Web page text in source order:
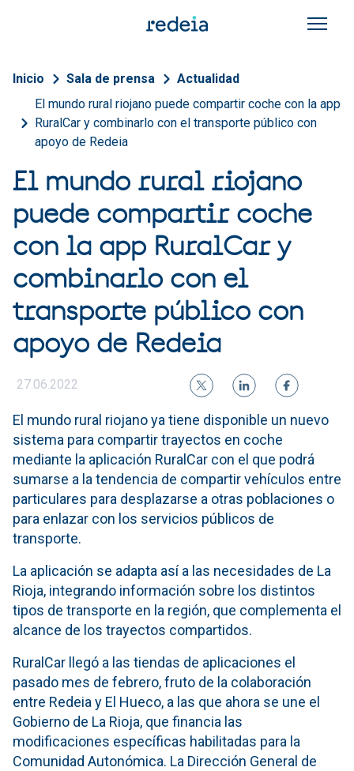
Sobrescribir enlaces de
Inicio Sala de prensa
Actualidad
El mundo rural riojano puede compartir coche con la app
RuralCar y combinarlo con el transporte público con
apoyo de Redeia
El mundo rural riojano
puede compartir coche
con la app RuralCar y
combinarlo con el
transporte público con
apoyo de Redeia
27.06.2022
El mundo rural riojano ya tiene disponible un nuevo
sistema para compartir trayectos en coche
mediante la aplicación RuralCar con el que podrá
sumarse a la tendencia de compartir vehículos entre
particulares para desplazarse a otras poblaciones o
para enlazar con los servicios públicos de
transporte.
La aplicación se adapta así a las necesidades de La
Rioja, integrando información sobre los distintos
tipos de transporte en la región, que complementa el
alcance de los trayectos compartidos.
RuralCar llegó a las tiendas de aplicaciones el
pasado mes de febrero, fruto de la colaboración
entre Redeia y El Hueco, a las que ahora se une el
Gobierno de La Rioja, que financia las
modificaciones específicas habilitadas para la
Comunidad Autonómica. La Dirección General de